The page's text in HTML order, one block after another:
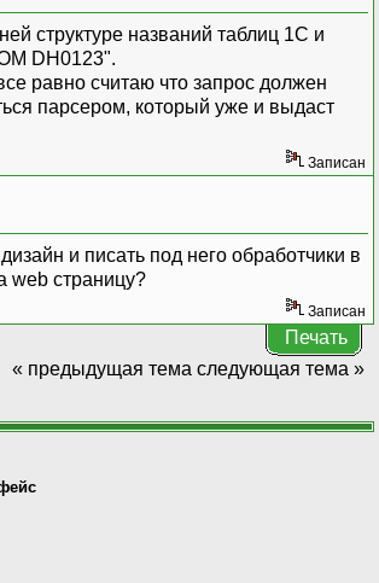
структуре названий таблиц 1С и
DH0123".
равно считаю что запрос должен
парсером, который уже и выдаст
Записан
и писать под него обработчики в
web страницу?
Записан
Печать
« предыдущая тема следующая тема »